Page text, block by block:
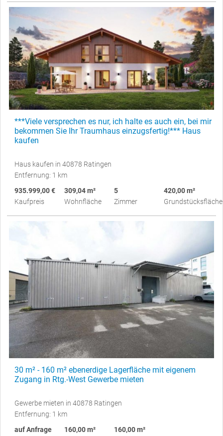
***Viele versprechen es nur, ich halte es auch ein, bei mir
bekommen Sie Ihr Traumhaus einzugsfertig!*** Haus
kaufen
Haus kaufen in 40878 Ratingen
Entfernung: 1 km
935.999,00 €
Kaufpreis
309,04 m²
Wohnfläche
5
Zimmer
420,00 m²
Grundstücksfläche
30 m² - 160 m² ebenerdige Lagerfläche mit eigenem
Zugang in Rtg.-West Gewerbe mieten
Gewerbe mieten in 40878 Ratingen
Entfernung: 1 km
auf Anfrage
160,00 m²
160,00 m²